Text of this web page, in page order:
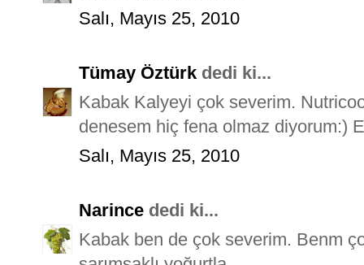
Salı, Mayıs 25, 2010
Tümay Öztürk dedi ki...
Kabak Kalyeyi çok severim.
denesem hiç fena olmaz diyorum:)
Salı, Mayıs 25, 2010
Narince dedi ki...
Kabak ben de çok severim. Benm